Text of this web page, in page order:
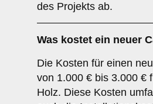
des Projekts ab.
Was kostet ein neuer
Die Kosten für einen
von 1.000 € bis 3.000 €
Holz. Diese Kosten